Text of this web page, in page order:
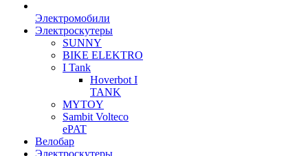
Электромобили
Электроскутеры
SUNNY
BIKE ELEKTRO
I Tank
Hoverbot I
TANK
MYTOY
Sambit Volteco
ePAT
Велобар
Электроскутеры